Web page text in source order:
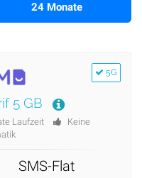
24 Monate
5G
5 GB
Laufzeit
Keine
SMS-Flat